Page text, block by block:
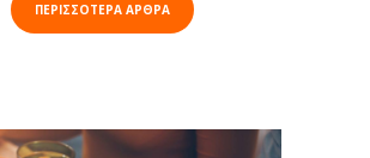
ΠΕΡΙΣΣΟΤΕΡΑ ΑΡΘΡΑ